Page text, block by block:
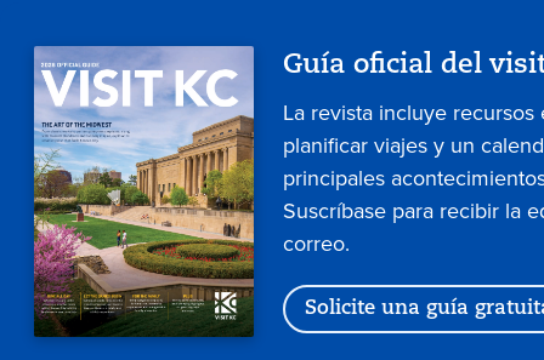
Guía oficial del
La revista incluye recursos
planificar viajes y un
principales
Suscríbase para recibir la
correo.
Solicite una guía